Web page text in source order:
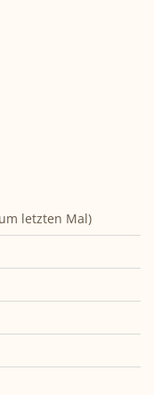
letzten Mal)